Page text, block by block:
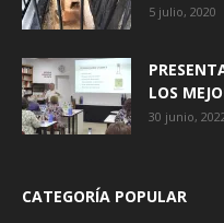
5 julio, 2020
LOS
30 junio,
CATEGORÍA POPULAR